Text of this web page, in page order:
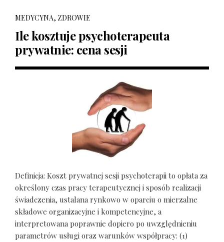
MEDYCYNA, ZDROWIE
Ile kosztuje psychoterapeuta
prywatnie: cena sesji
Definicja: Koszt prywatnej sesji psychoterapii to opłata za
określony czas pracy terapeutycznej i sposób realizacji
świadczenia, ustalana rynkowo w oparciu o mierzalne
składowe organizacyjne i kompetencyjne, a
interpretowana poprawnie dopiero po uwzględnieniu
parametrów usługi oraz warunków współpracy: (1)